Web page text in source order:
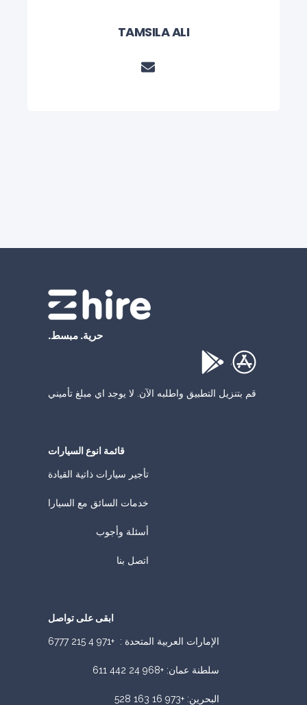
TAMSILA ALI
حرية. مبسط.
قم بتنزيل التطبيق واطلبه الآن. لا يوجد اي مبلغ تأميني
قائمة انوع السيارات
تأجير سيارات ذاتية القيادة
خدمات السائق مع السيارا
أسئلة وأجوب
اتصل بنا
ابقى على تواصل
الإمارات العربية المتحدة : +971 4 215 6777
سلطنة عمان:
+968 24 442 611
البحرين:
+973 16 163 528